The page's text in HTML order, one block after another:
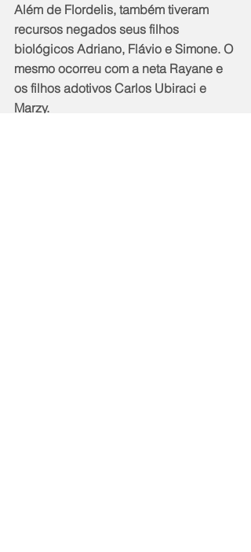
Além de Flordelis, também tiveram
recursos negados seus filhos
biológicos Adriano, Flávio e Simone. O
mesmo ocorreu com a neta Rayane e
os filhos adotivos Carlos Ubiraci e
Marzy.